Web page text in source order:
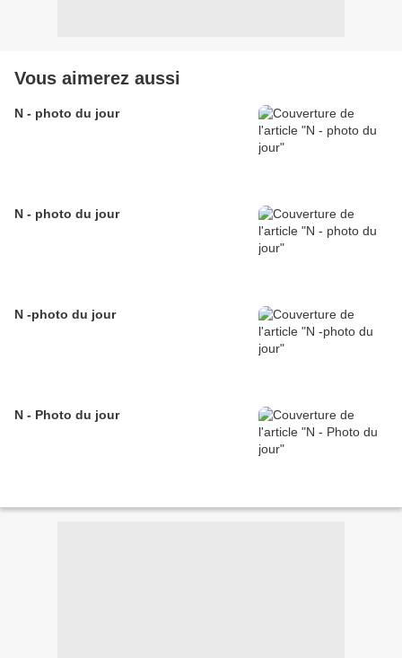
Vous aimerez aussi
N - photo du jour
N - photo du jour
N -photo du jour
N - Photo du jour